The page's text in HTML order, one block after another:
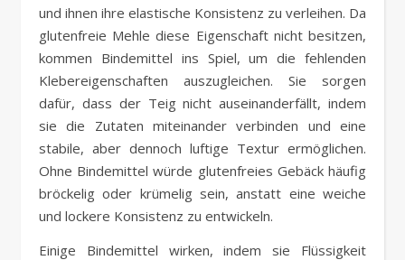
und ihnen ihre elastische Konsistenz zu verleihen. Da
glutenfreie Mehle diese Eigenschaft nicht besitzen,
kommen Bindemittel ins Spiel, um die fehlenden
Klebereigenschaften auszugleichen. Sie sorgen
dafür, dass der Teig nicht auseinanderfällt, indem
sie die Zutaten miteinander verbinden und eine
stabile, aber dennoch luftige Textur ermöglichen.
Ohne Bindemittel würde glutenfreies Gebäck häufig
bröckelig oder krümelig sein, anstatt eine weiche
und lockere Konsistenz zu entwickeln.
Einige Bindemittel wirken, indem sie Flüssigkeit